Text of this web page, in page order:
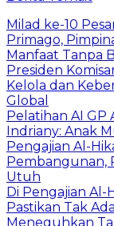
Milad ke-10
Primago,
Manfaat Tanpa
Presiden
Kelola dan
Global
Pelatihan AI GP
Indriany: Anak
Pengajian Al-
Pembangunan,
Utuh
Di Pengajian Al-
Pastikan Tak
Meneguhkan